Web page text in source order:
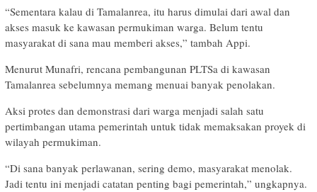
“Sementara kalau di Tamalanrea, itu harus dimulai dari awal dan
akses masuk ke kawasan permukiman warga. Belum tentu
masyarakat di sana mau memberi akses,” tambah Appi.
Menurut Munafri, rencana pembangunan PLTSa di kawasan
Tamalanrea sebelumnya memang menuai banyak penolakan.
Aksi protes dan demonstrasi dari warga menjadi salah satu
pertimbangan utama pemerintah untuk tidak memaksakan proyek di
wilayah permukiman.
“Di sana banyak perlawanan, sering demo, masyarakat menolak.
Jadi tentu ini menjadi catatan penting bagi pemerintah,” ungkapnya.